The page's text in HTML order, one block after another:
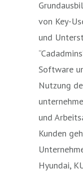
von Key-
und
Software
Nutzung
und
Kunden
Hyundai,